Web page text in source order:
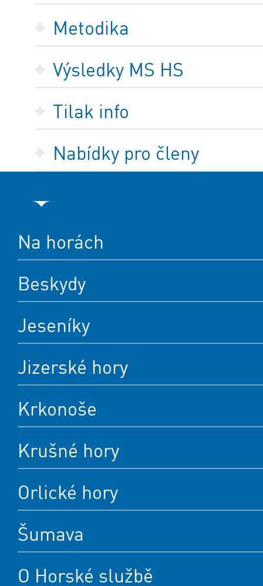
Metodika
Výsledky MS HS
Tilak info
Nabídky pro členy
Na horách
Beskydy
Jeseníky
Jizerské hory
Krkonoše
Krušné hory
Orlické hory
Šumava
O Horské službě